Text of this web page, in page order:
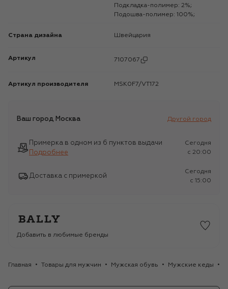
Подкладка-полимер: 2%;
Подошва-полимер: 100%;
Страна дизайна Швейцария
Артикул 7107067
Артикул производителя MSK0F7/VT172
Ваш город Москва Другой город
Примерка в одном из 6 пунктов выдачи
Подробнее
Сегодня
c 20:00
Доставка с примеркой
Сегодня
c 15:00
Добавить в любимые бренды
Главная Товары для мужчин Мужская обувь Мужские кеды